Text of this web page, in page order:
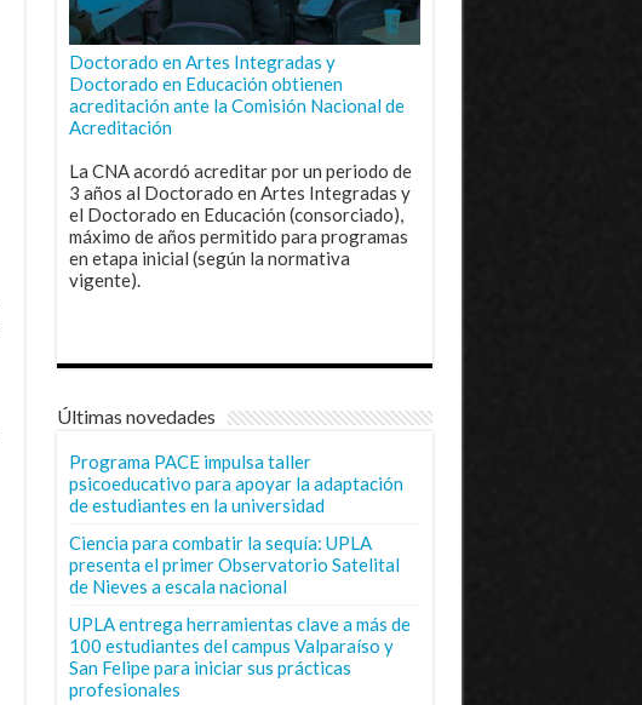
Doctorado en Artes Integradas y
Doctorado en Educación obtienen
acreditación ante la Comisión Nacional de
Acreditación
La CNA acordó acreditar por un periodo de
3 años al Doctorado en Artes Integradas y
el Doctorado en Educación (consorciado),
máximo de años permitido para programas
en etapa inicial (según la normativa
vigente).
Últimas novedades
Programa PACE impulsa taller
psicoeducativo para apoyar la adaptación
de estudiantes en la universidad
Ciencia para combatir la sequía: UPLA
presenta el primer Observatorio Satelital
de Nieves a escala nacional
UPLA entrega herramientas clave a más de
100 estudiantes del campus Valparaíso y
San Felipe para iniciar sus prácticas
profesionales